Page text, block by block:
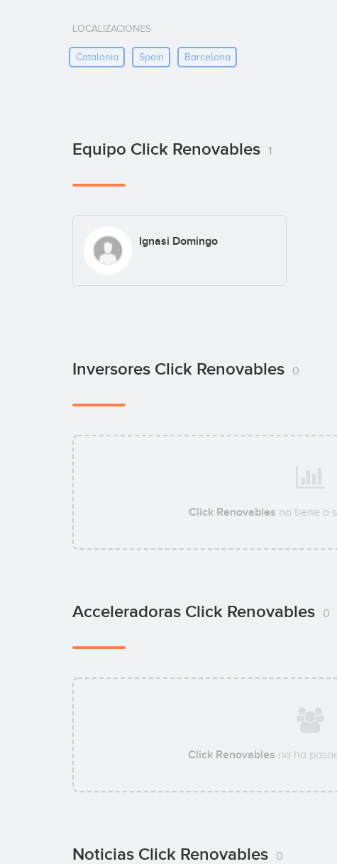
LOCALIZACIONES
Catalonia Spain Barcelona
Equipo Click Renovables 1
Ignasi Domingo
Inversores Click Renovables 0
Click Renovables no tiene a
Acceleradoras Click Renovables 0
Click Renovables no ha
Noticias Click Renovables 0